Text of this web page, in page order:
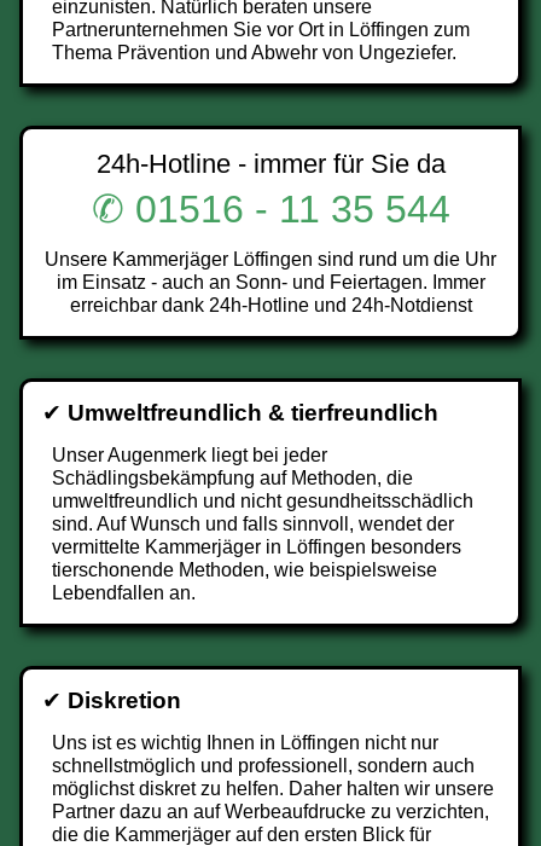
einzunisten. Natürlich beraten unsere
Partnerunternehmen Sie vor Ort in Löffingen zum
Thema Prävention und Abwehr von Ungeziefer.
24h-Hotline - immer für Sie da
✆ 01516 - 11 35 544
Unsere Kammerjäger Löffingen sind rund um die Uhr
im Einsatz - auch an Sonn- und Feiertagen. Immer
erreichbar dank 24h-Hotline und 24h-Notdienst
✔ Umweltfreundlich & tierfreundlich
Unser Augenmerk liegt bei jeder
Schädlingsbekämpfung auf Methoden, die
umweltfreundlich und nicht gesundheitsschädlich
sind. Auf Wunsch und falls sinnvoll, wendet der
vermittelte Kammerjäger in Löffingen besonders
tierschonende Methoden, wie beispielsweise
Lebendfallen an.
✔ Diskretion
Uns ist es wichtig Ihnen in Löffingen nicht nur
schnellstmöglich und professionell, sondern auch
möglichst diskret zu helfen. Daher halten wir unsere
Partner dazu an auf Werbeaufdrucke zu verzichten,
die die Kammerjäger auf den ersten Blick für